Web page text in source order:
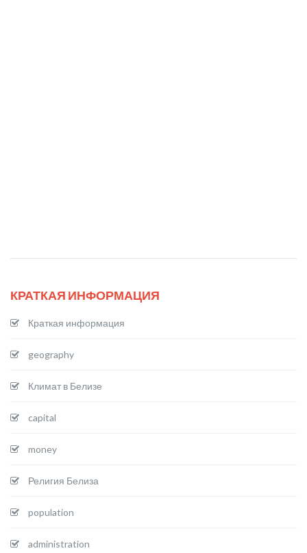
КРАТКАЯ ИНФОРМАЦИЯ
Краткая информация
geography
Климат в Белизе
capital
money
Религия Белиза
population
administration